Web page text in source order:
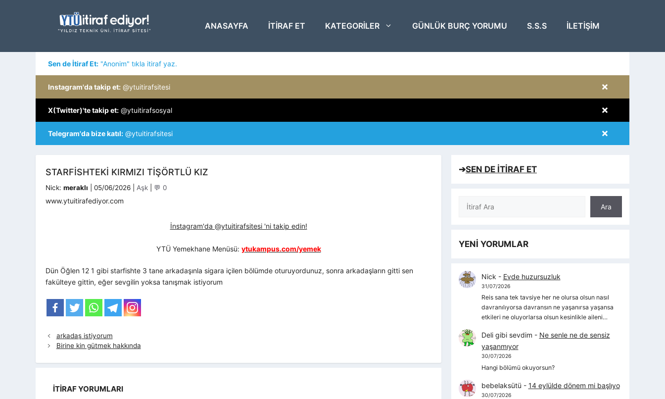
ANASAYFA ITIRAF ET KATEGORILER GÜNLÜK BURÇ YORUMU S.S.S İLETIŞIM
Sen de İtiraf Et: "Anonim" tıkla itiraf yaz.
×
Instagram'da takip et: @ytuitirafsitesi
×
X(Twitter)'te takip et: @ytuitirafsosyal
×
Telegram'da bize katıl: @ytuitirafsitesi
STARFISHTEKI KIRMIZI TIŞÖRTLÜ KIZ
Nick: meraklı 05/06/2026 Kategoriler
Aşk 💬 0
www.ytuitirafediyor.com
İnstagram'da @ytuitirafsitesi 'ni takip edin!
YTÜ Yemekhane Menüsü: ytukampus.com/yemek
Dün Öğlen 12 1 gibi starfishte 3 tane arkadaşınla sigara içilen bölümde oturuyordunuz, sonra arkadaşların gitti sen
fakülteye gittin, eğer sevgilin yoksa tanışmak istiyorum
arkadaş istiyorum
Birine kin gütmek hakkında
İTIRAF YORUMLARI
➔SEN DE İTİRAF ET
Ara
Ara
YENİ YORUMLAR
Nick - Evde huzursuzluk
31/07/2026
Reis sana tek tavsiye her ne olursa olsun nasıl
davranılıyorsa davransın ne yaşanırsa yaşansa
etkileri ne oluyorlarsa olsun kesinlikle aileni…
Deli gibi sevdim - Ne senle ne de sensiz
yaşanmıyor
30/07/2026
Hangi bölümü okuyorsun?
bebelaksütü - 14 eylülde dönem mi başlıyo
30/07/2026